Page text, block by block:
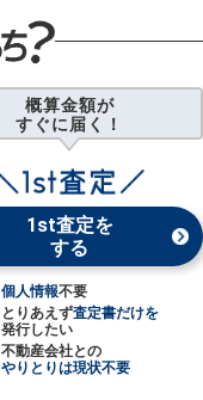
概算金額が
すぐに届く！
1st査定を
する
個人情報不要
とりあえず査定書だけを
発行したい
不動産会社との
やりとりは現状不要